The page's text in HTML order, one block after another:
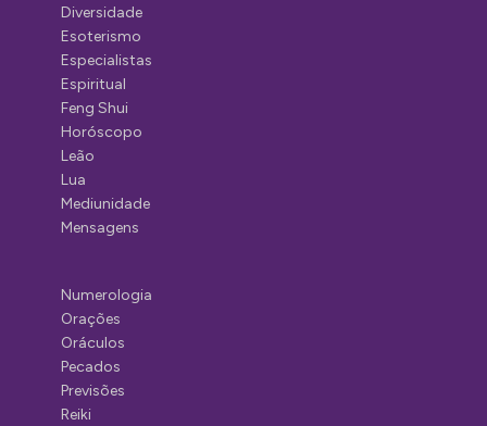
Diversidade
Esoterismo
Especialistas
Espiritual
Feng Shui
Horóscopo
Leão
Lua
Mediunidade
Mensagens
Numerologia
Orações
Oráculos
Pecados
Previsões
Reiki